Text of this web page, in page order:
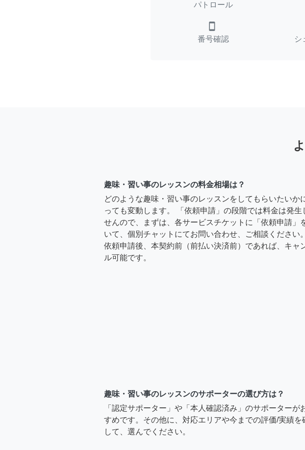
パトロール
smartphone
番号確認 シ
趣味・習い事のレッスンの料金相場は？
どのような趣味・習い事のレッスンをしてもらいたいか
っても変動します。 「依頼申請」の段階では料金は発生
せんので、まずは、各サービスチケットに「依頼申請」
いて、個別チャットにてお問い合わせ、ご相談ください
依頼申請後、本契約前（前払い決済前）であれば、キャ
ル可能です。
趣味・習い事のレッスンのサポーターの選び方は？
「認定サポーター」や「本人確認済み」のサポーターが
すめです。その他に、対応エリアや今までの評価/実績を
して、選んでください。